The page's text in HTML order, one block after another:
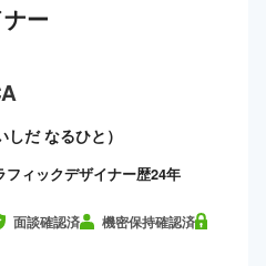
ー
だ なるひと）
フィックデザイナー歴24年
面談確認済 機密保持確認済